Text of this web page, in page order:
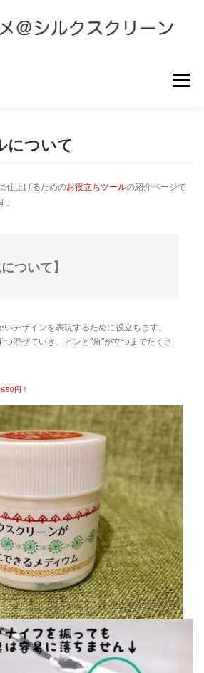
メニュー
について
仕上げるためのお役立ちツールの紹介ページで
ついて】
デザインを表現するために役立ちます。
混ぜていき、ピンと”角”が立つまでたくさ
円！